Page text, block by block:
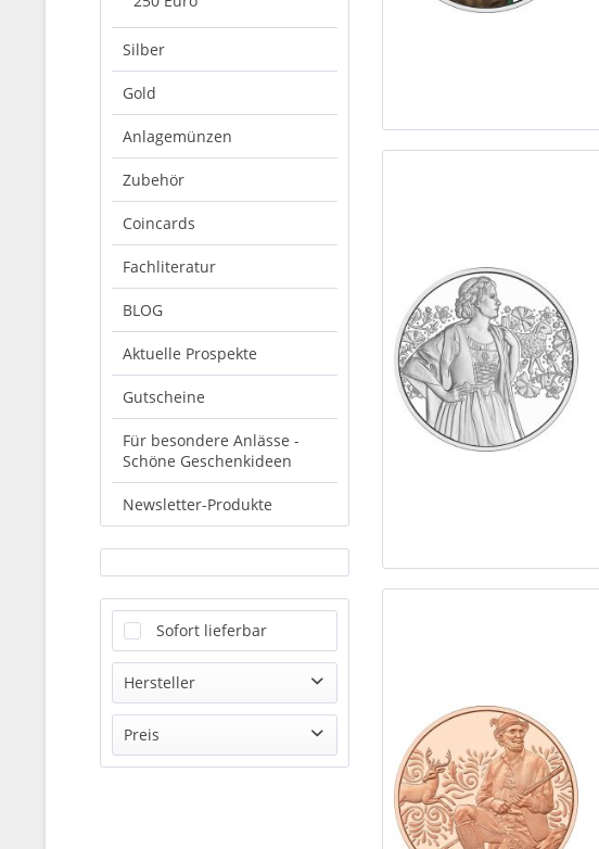
Silber
Gold
Anlagemünzen
Zubehör
Coincards
Fachliteratur
BLOG
Aktuelle Prospekte
Gutscheine
Für besondere Anlässe -
Schöne Geschenkideen
Newsletter-Produkte
Sofort lieferbar
Hersteller
Münze Österreich AG
Preis